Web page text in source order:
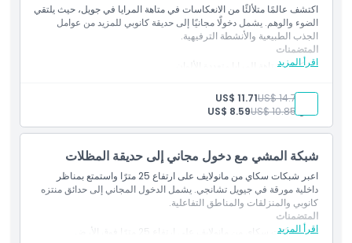
اكتشف عالمًا متلألئًا من الانعكاسات في متاهة المرايا في جويل، حيث يلتقي
الضوء والوهم. يشمل دخولًا مجانيًا إلى حديقة كانوبي للمزيد من عوامل
الجذب الطبيعية والأنشطة الترفيهية.
اقرأ المزيد
المتضمنات
استكشف متاهة المرايا متعددة الألوان
بالغ:
US$ 14.76
US$ 11.71
طفل:US$ 10.85
US$ 8.59
شبكة المشي مع دخول مجاني إلى حديقة المظلات
اعبر شبكات سكاي من مانولايف على ارتفاع 25 مترًا واستمتع بمناظر
داخلية مورقة في جيويل تشانجي. يشمل الدخول المجاني إلى حدائق منتزه
كانوبي والمنزلقات والمناطق التفاعلية.
اقرأ المزيد
المتضمنات
اعبر شبكات سكاي من مانولايف على ارتفاع 25 مترًا فوق الأرض